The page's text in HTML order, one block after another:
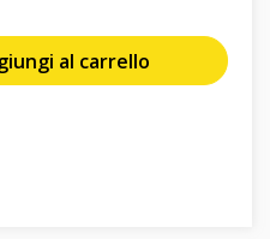
al carrello